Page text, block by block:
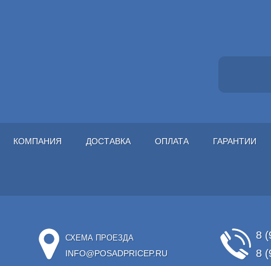
КОМПАНИЯ ДОСТАВКА ОПЛАТА ГАРАНТИИ
СХЕМА ПРОЕЗДА
INFO@POSADPRICEP.RU
8
8